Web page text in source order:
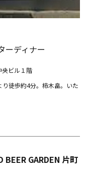
ーディナー
ビル１階
徒歩約4分。柿木畠。いた
GARDEN 片町